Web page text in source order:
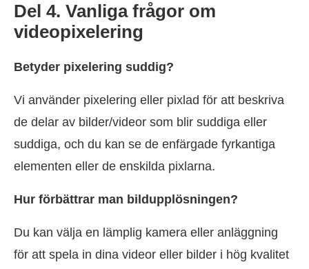
Del 4. Vanliga frågor om
videopixelering
Betyder pixelering suddig?
Vi använder pixelering eller pixlad för att beskriva
de delar av bilder/videor som blir suddiga eller
suddiga, och du kan se de enfärgade fyrkantiga
elementen eller de enskilda pixlarna.
Hur förbättrar man bildupplösningen?
Du kan välja en lämplig kamera eller anläggning
för att spela in dina videor eller bilder i hög kvalitet